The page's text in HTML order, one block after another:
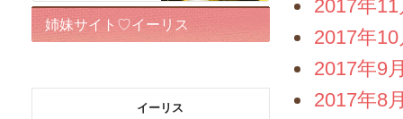
2017年11
2017年10
2017年9
2017年8
姉妹サイト♡イーリス